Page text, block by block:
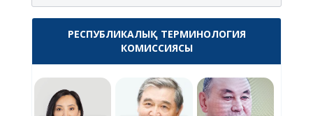
РЕСПУБЛИКАЛЫҚ ТЕРМИНОЛОГИЯ
КОМИССИЯСЫ